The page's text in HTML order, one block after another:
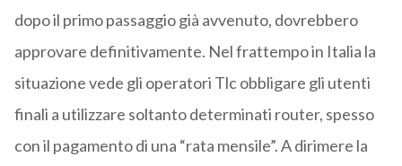
dopo il primo passaggio già avvenuto, dovrebbero
approvare definitivamente. Nel frattempo in Italia la
situazione vede gli operatori Tlc obbligare gli utenti
finali a utilizzare soltanto determinati router, spesso
con il pagamento di una “rata mensile”. A dirimere la